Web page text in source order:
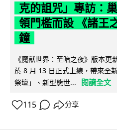
克的詛咒」專訪：
領門檻而設 《諸王
鐘
《魔獸世界：至暗之夜》版本
於 8 月 13 日正式上線，帶來全
祭壇」、新型態世...
閱讀全文
115 分享